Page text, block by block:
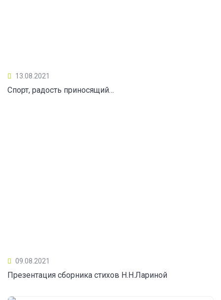
13.08.2021
Спорт, радость приносящий…
09.08.2021
Презентация сборника стихов Н.Н.Лариной